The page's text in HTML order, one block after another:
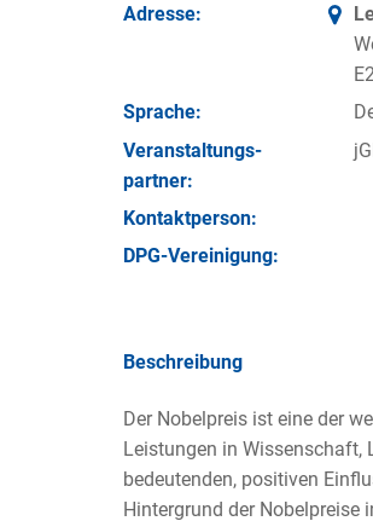
Adresse:
Sprache:
Veran­staltungs­
partner:
Kontakt­person:
DPG-Vereinigung:
Beschreibung
Der Nobelpreis ist eine der
Leistungen in Wissenschaft,
bedeutenden, positiven
Hintergrund der Nobelpreise